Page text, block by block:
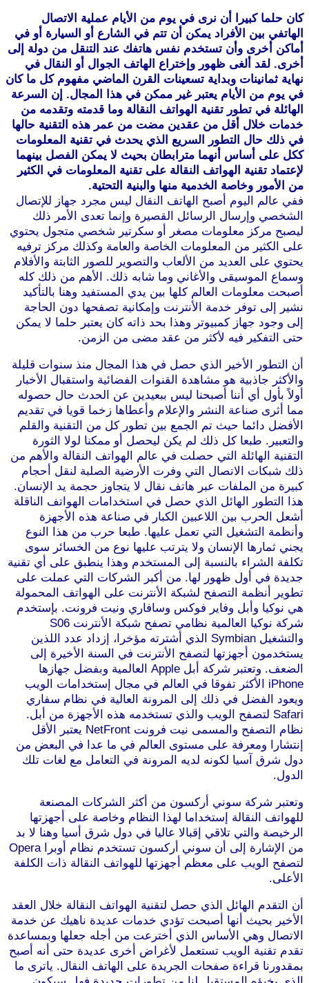
كان حلما كبيرا أن نرى في يوم من الأيام عملية الاتصال
الهاتفي بين الأفراد يمكن أن تتم في الشارع أو السيارة أو في
أماكن أخرى وأن تستخدم نفس هاتفك عند التنقل من دولة إلى
أخرى. لقد ألغى ظهور وإختراع الهاتف الجوال أو النقال في
نهاية ثمانينات وبداية تسعينات القرن الماضي مفهوم كل ما كان
في يوم من الأيام يعتبر غير ممكن في هذا المجال. إن السرعة
الهائلة في تطور تقنية الهواتف النقالة وما قدمته وتقدمه من
خدمات خلال أقل من عقدين مضت من عمر هذه التقنية حالها
في ذلك حال التطور السريع الذي يحدث في تقنية المعلومات
ككل على أساس أنهما مترابطان بحيث لا يمكن الفصل بينهما
لإعتماد تقنية الهواتف النقالة على تقنية المعلومات في الكثير
من الأمور وخاصة الخدمية منها والبنية التحتية.
ففي عالم اليوم أصبح الهاتف النقال ليس مجرد جهاز للإتصال
الشخصي وإرسال الرسائل القصيرة وإنما تعدى الأمر ذلك
ليصبح مركز معلومات مصغر أو سكرتير شخصي متجول يحتوي
على الكثير من المعلومات الخاصة والعامة وكذلك مركز ترفيه
يحتوي على العديد من الألعاب والتصوير للصور الثابتة والأفلام
وسماع الموسيقى والأغاني وما شابه ذلك. الأهم من ذلك كله
أصبحت معلومات العالم كلها بين يدي المستفيد وهنا بالتأكيد
نشير إلى توفر خدمة الأنترنت وإمكانية تصفحها دون الحاجة
إلى وجود جهاز كمبيوتر وهذا بحد ذاته كان يعتبر حلما لا يمكن
حتى التفكير فيه لأكثر من عقد مضى من الزمن.
أن التطور الأخير الذي حصل في هذا المجال منذ سنوات قليلة
والأكثر جاذبية هو مشاهدة القنوات الفضائية واستقبال الأخبار
أولاً بأول أي أننا أصبحنا ليس ببعيدين عن الحدث حال حصوله
مما أثرى صناعة النشر والإعلام وأعطاها زخما قويا في تقديم
الأفضل دائما حيث تم الجمع بين تطور كل من التقنية والقلم
والتعبير. طبعا كل ذلك لم يكن ليحصل أو ممكنا لولا الثورة
التقنية الهائلة التي حصلت في عالم الهواتف النقالة والأهم من
ذلك شبكات الاتصال التي وفرت الأرضية الصلبة لنقل أحجام
كبيرة من الملفات عبر هاتف نقال لا يتجاوز حجمة يد الإنسان.
هذا التطور الهائل الذي حصل في استخدامات الهواتف الناقلة
أشعل الحرب بين اللاعبين الكبار في صناعة هذه الأجهزة
وأنظمة التشغيل التي تعمل عليها. طبعا حرب من هذا النوع
يجني ثمارها الإنسان ولا يترتب عليها نوع من الخسائر سوى
تكلفة الشراء بالنسبة إلى المستخدم وهذا ينطبق على أي تقنية
جديدة في أول ظهور لها. من أكبر الشركات التي عملت على
تطوير أنظمة التصفح لشبكة الأنترنت على الهواتف المحمولة
هي نوكيا وأبل وفاير فوكس وسافاري ونيت فرونت. بإستخدم
شركة نوكيا العالمية نظامي تصفح شبكة الأنترنت S06
والتشغيل Symbian الذي أشترته مؤخرا، إزداد عدد اللذين
يستخدمون أجهزتها لتصفح الأنترنت في السنة الأخيرة إلى
الضعف. وتعتبر شركة أبل Apple العالمية وبفضل جهازها
iPhone الأكثر تفوقا في العالم في مجال إستخدامات الويب
ويعود الفضل في ذلك إلى المرونة العالية في نظام سفاري
Safari لتصفح الويب والذي تستخدمه هذه الأجهزة من أبل.
نظام التصفح والمسمى نيت فرونت NetFront يعتبر الأقل
إنتشارا ومعرفة على مستوى العالم في ما عدا في البعض من
دول شرق آسيا لكونه لديه المرونة في التعامل مع لغات تلك
الدول.
وتعتبر شركة سوني أركسون من أكثر الشركات المصنعة
للهواتف النقالة إستخداما لهذا النظام وخاصة على أجهزتها
الرخيصة والتي تلاقي إقبالا عاليا في دول شرق أسيا وهنا لا بد
من الإشارة إلى أن سوني أركسون تستخدم نظام أوبرا Opera
لتصفح الويب على معظم أجهزتها للهواتف النقالة ذات الكلفة
الأعلى.
أن التقدم الهائل الذي حصل لتقنية الهواتف النقالة خلال العقد
الأخير بحيث أنها أصبحت تؤدي خدمات عديدة ناهيك عن خدمة
الاتصال وهي الأساس الذي أخترعت من أجله جعلها وبمساعدة
تقدم تقنية الويب تستعمل لأغراض أخرى عديدة حتى أنه أصبح
بمقدورنا قراءة صفحات الجريدة على الهاتف النقال. ياترى ما